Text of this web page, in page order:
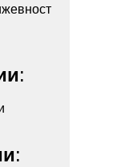
:
: